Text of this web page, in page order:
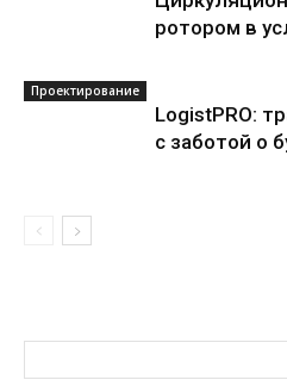
ротором в
Проектирование
LogistPRO:
с заботой о